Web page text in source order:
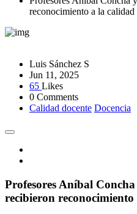
reconocimiento a la calidad
Luis Sánchez S
Jun 11, 2025
65 Likes
0 Comments
Calidad docente Docencia
Profesores Aníbal
recibieron